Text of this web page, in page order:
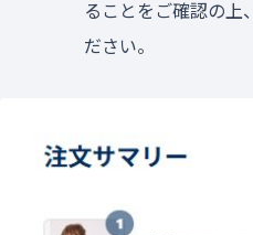
ることをご確認の上
ださい。